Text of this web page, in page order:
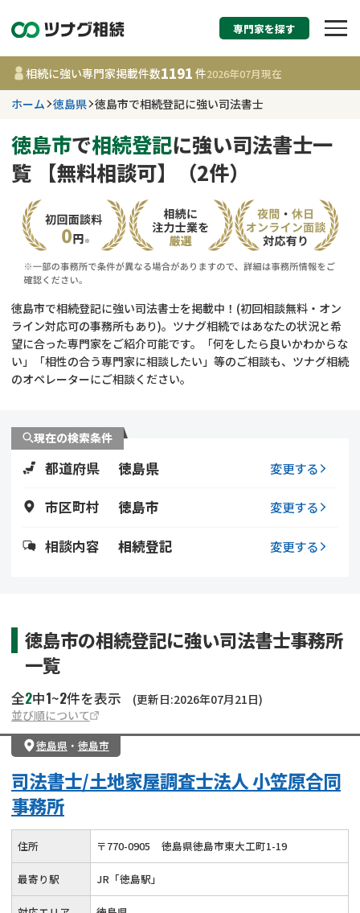
相続税申告・相続手
す
徳島県
事務所
相談内容で探す
相続登記
遺留分侵害額請求
コラム
相続手続き
専門家を探す
相続に強い専門家掲載件数1191 件2026年07月現在
ホーム 徳島県 徳島市で相続登記に強い司法書士
徳島市で相続登記に強い司法書士一
覧 【無料相談可】（2件）
徳島市で相続登記に強い司法書士を掲載中！(初回相談無料・オン
ライン対応可の事務所もあり)。ツナグ相続ではあなたの状況と希
望に合った専門家をご紹介可能です。「何をしたら良いかわからな
い」「相性の合う専門家に相談したい」等のご相談も、ツナグ相続
のオペレーターにご相談ください。
現在の検索条件
都道府県 徳島県 変更する
市区町村 徳島市 変更する
相談内容 相続登記 変更する
徳島市の相続登記に強い司法書士事務所
一覧
全2中1~2件を表示
(更新日:2026年07月21日)
並び順について
徳島県 ・ 徳島市
司法書士/土地家屋調査士法人 小笠原合同
事務所
住所 〒770-0905 徳島県徳島市東大工町1-19
最寄り駅 JR「徳島駅」